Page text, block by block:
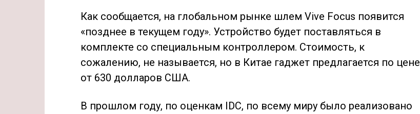
Как сообщается, на глобальном рынке шлем Vive Focus появится
«позднее в текущем году». Устройство будет поставляться в
комплекте со специальным контроллером. Стоимость, к
сожалению, не называется, но в Китае гаджет предлагается по цене
от 630 долларов США.
В прошлом году, по оценкам IDC, по всему миру было реализовано